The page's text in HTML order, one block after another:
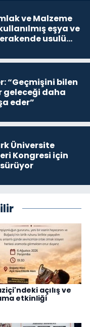
ve Malzeme
eşya ve
usulü
“Geçmişini bilen
geleceği daha
eder”
Üniversite
Kongresi için
açılış ve
etkinliği